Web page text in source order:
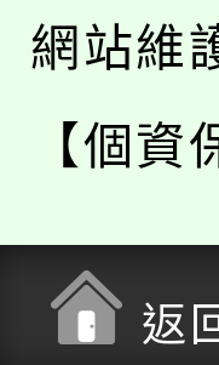
網站維
【個資
返